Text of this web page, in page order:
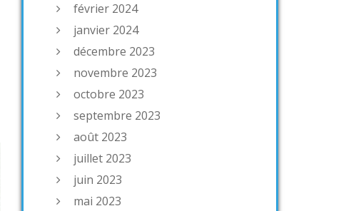
février 2024
janvier 2024
décembre 2023
novembre 2023
octobre 2023
septembre 2023
août 2023
juillet 2023
juin 2023
mai 2023